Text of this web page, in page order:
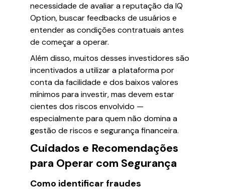
necessidade de avaliar a reputação da IQ
Option, buscar feedbacks de usuários e
entender as condições contratuais antes
de começar a operar.
Além disso, muitos desses investidores são
incentivados a utilizar a plataforma por
conta da facilidade e dos baixos valores
mínimos para investir, mas devem estar
cientes dos riscos envolvido —
especialmente para quem não domina a
gestão de riscos e segurança financeira.
Cuidados e Recomendações
para Operar com Segurança
Como identificar fraudes